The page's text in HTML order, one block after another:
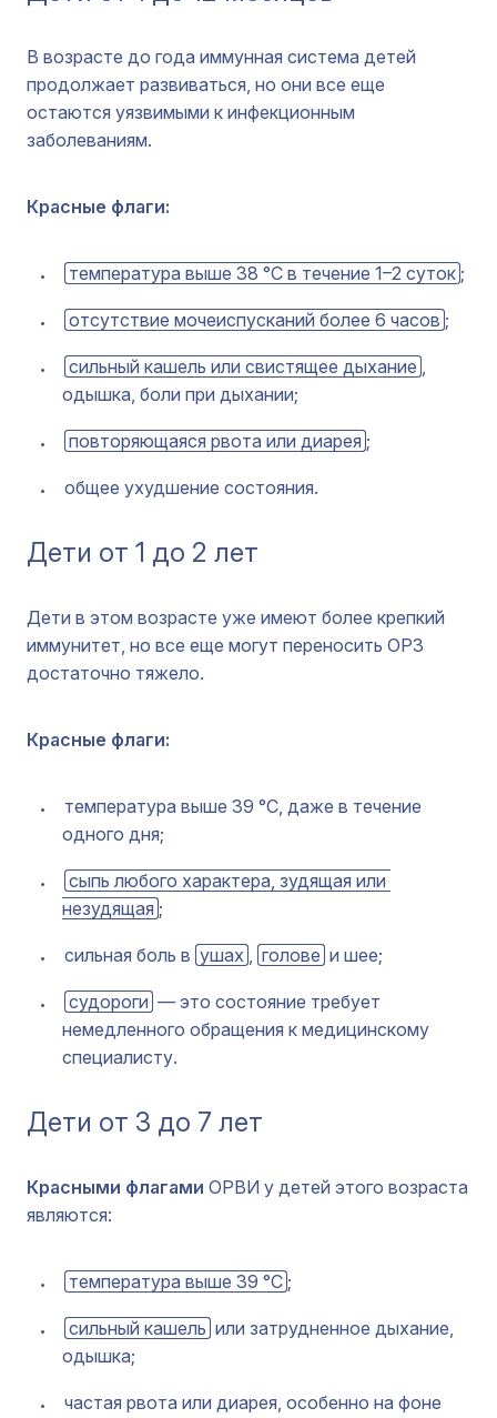
В возрасте до года иммунная система детей
продолжает развиваться, но они все еще
остаются уязвимыми к инфекционным
заболеваниям.
Красные флаги:
температура выше 38 °C в течение 1–2 суток ;
отсутствие мочеиспусканий более 6 часов ;
сильный кашель или свистящее дыхание ,
одышка, боли при дыхании;
повторяющаяся рвота или диарея ;
общее ухудшение состояния.
Дети от 1 до 2 лет
Дети в этом возрасте уже имеют более крепкий
иммунитет, но все еще могут переносить ОРЗ
достаточно тяжело.
Красные флаги:
температура выше 39 °C, даже в течение
одного дня;
сыпь любого характера, зудящая или
незудящая ;
сильная боль в ушах , голове и шее;
судороги — это состояние требует
немедленного обращения к медицинскому
специалисту.
Дети от 3 до 7 лет
Красными флагами ОРВИ у детей этого возраста
являются:
температура выше 39 °C ;
сильный кашель или затрудненное дыхание,
одышка;
частая рвота или диарея, особенно на фоне